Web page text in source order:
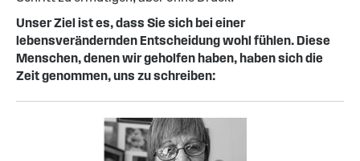
Unser Ziel ist es, dass Sie sich bei einer
lebensverändernden Entscheidung wohl fühlen. Diese
Menschen, denen wir geholfen haben, haben sich die
Zeit genommen, uns zu schreiben: